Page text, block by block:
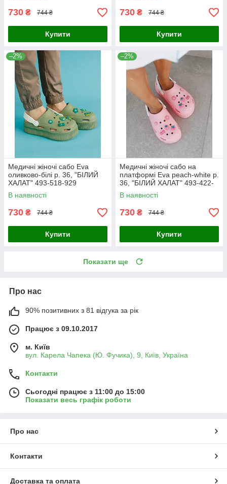
730 ₴ 744 ₴
Купити
730 ₴ 744 ₴
Купити
–2%
Медичні жіночі сабо Eva
оливково-білі р. 36, "БІЛИЙ
ХАЛАТ" 493-518-929
В наявності
730 ₴ 744 ₴
Купити
–2%
Медичні жіночі сабо на
платформі Eva peach-white р.
36, "БІЛИЙ ХАЛАТ" 493-422-
929
В наявності
730 ₴ 744 ₴
Купити
Показати ще
Про нас
90% позитивних з 81 відгука за рік
Працює з 09.10.2017
м. Київ
вул. Карела Чапека (Ю. Фучика), 9, Київ, Україна
Контакти
Сьогодні працює з 11:00 до 15:00
Показати весь графік роботи
Про нас
Контакти
Доставка та оплата